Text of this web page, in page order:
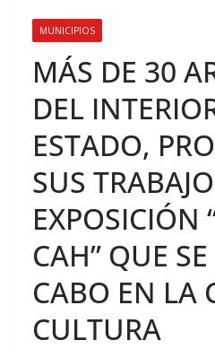
MUNICIPIOS
MÁS DE 30
DEL
ESTADO,
SUS
EXPOSICIÓN
CAH” QUE
CABO EN LA
CULTURA